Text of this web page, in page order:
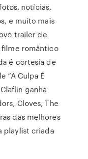
notícias,
e muito mais
trailer de
filme romântico
é cortesia de
“A Culpa É
ganha
Cloves, The
das melhores
playlist criada